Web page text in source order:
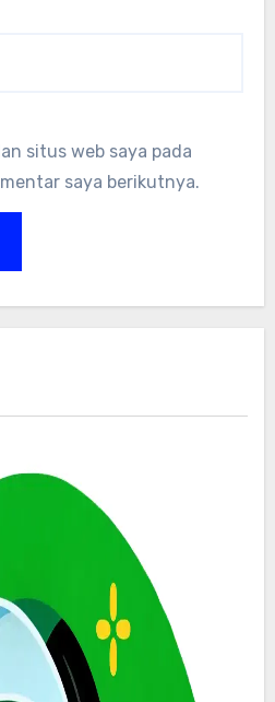
situs web saya pada
saya berikutnya.